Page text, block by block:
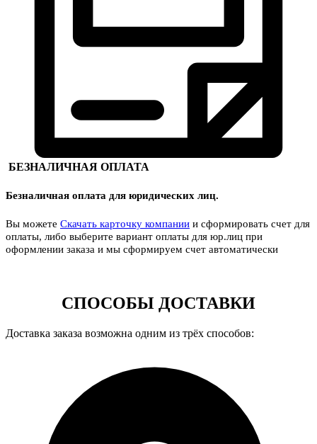
БЕЗНАЛИЧНАЯ ОПЛАТА
Безналичная оплата для юридических лиц.
Вы можете Скачать карточку компании и сформировать счет для
оплаты, либо выберите вариант оплаты для юр.лиц при
оформлении заказа и мы сформируем счет автоматически
СПОСОБЫ ДОСТАВКИ
Доставка заказа возможна одним из трёх способов: